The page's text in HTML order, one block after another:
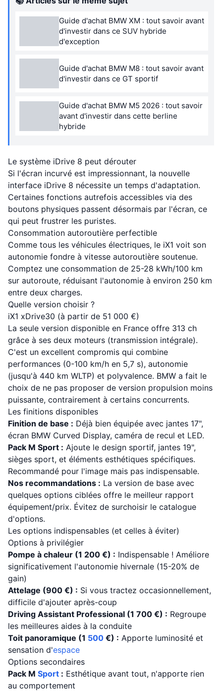
Guide d'achat BMW XM : tout savoir avant
d'investir dans ce SUV hybride
d'exception
Guide d'achat BMW M8 : tout savoir avant
d'investir dans ce GT sportif
Guide d'achat BMW M5 2026 : tout savoir
avant d'investir dans cette berline
hybride
Le système iDrive 8 peut dérouter
Si l'écran incurvé est impressionnant, la nouvelle
interface iDrive 8 nécessite un temps d'adaptation.
Certaines fonctions autrefois accessibles via des
boutons physiques passent désormais par l'écran, ce
qui peut frustrer les puristes.
Consommation autoroutière perfectible
Comme tous les véhicules électriques, le iX1 voit son
autonomie fondre à vitesse autoroutière soutenue.
Comptez une consommation de 25-28 kWh/100 km
sur autoroute, réduisant l'autonomie à environ 250 km
entre deux charges.
Quelle version choisir ?
iX1 xDrive30 (à partir de 51 000 €)
La seule version disponible en France offre 313 ch
grâce à ses deux moteurs (transmission intégrale).
C'est un excellent compromis qui combine
performances (0-100 km/h en 5,7 s), autonomie
(jusqu'à 440 km WLTP) et polyvalence. BMW a fait le
choix de ne pas proposer de version propulsion moins
puissante, contrairement à certains concurrents.
Les finitions disponibles
Finition de base : Déjà bien équipée avec jantes 17",
écran BMW Curved Display, caméra de recul et LED.
Pack M Sport : Ajoute le design sportif, jantes 19",
sièges sport, et éléments esthétiques spécifiques.
Recommandé pour l'image mais pas indispensable.
Nos recommandations : La version de base avec
quelques options ciblées offre le meilleur rapport
équipement/prix. Évitez de surchoisir le catalogue
d'options.
Les options indispensables (et celles à éviter)
Options à privilégier
Pompe à chaleur (1 200 €) : Indispensable ! Améliore
significativement l'autonomie hivernale (15-20% de
gain)
Attelage (900 €) : Si vous tractez occasionnellement,
difficile d'ajouter après-coup
Driving Assistant Professional (1 700 €) : Regroupe
les meilleures aides à la conduite
Toit panoramique (1 500 €) : Apporte luminosité et
sensation d'espace
Options secondaires
Pack M Sport : Esthétique avant tout, n'apporte rien
au comportement